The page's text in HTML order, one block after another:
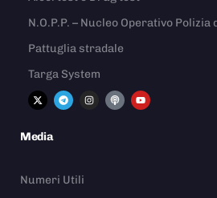
N.O.P.P. – Nucleo Operativo
Pattuglia stradale
Targa System
Media
Numeri Utili